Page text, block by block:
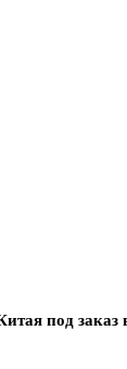
под заказ